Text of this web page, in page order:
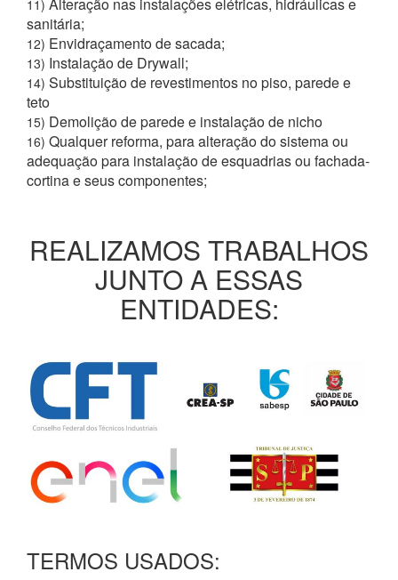
11)
sanitária;
12) Envidraçamento de sacada;
13) Instalação de Drywall;
14) Substituição de revestimentos no piso, parede e
teto
15) Demolição de parede e instalação de nicho
16) Qualquer reforma, para alteração do sistema ou
adequação para instalação de esquadrias ou fachada-
cortina e seus componentes;
REALIZAMOS TRABALHOS
JUNTO A ESSAS
ENTIDADES:
TERMOS USADOS: